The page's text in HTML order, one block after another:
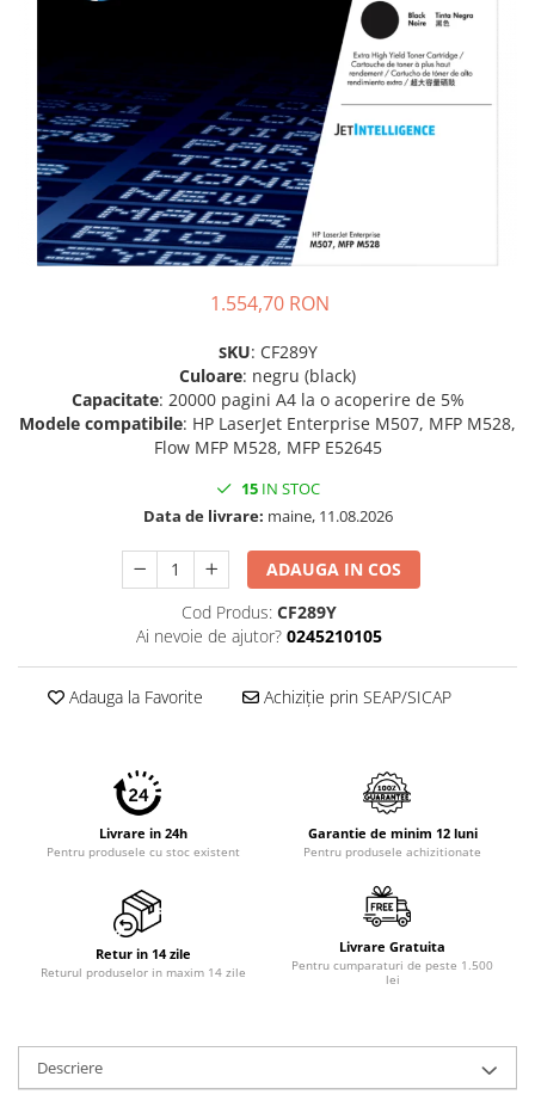
Cartuse inkjet si cerneala
Hartie
Ribbon
Developer
Consumabile imprimanta
Drum unit compatibile
Printare 3D
Laptopuri / notebookuri
Laptopuri gaming
Laptop-uri 2 in 1
Piese si accesorii
Accesorii Printing
All-in-One PC
1.554,70 RON
SKU: CF289Y
Culoare: negru (black)
Capacitate: 20000 pagini A4 la o acoperire de 5%
Modele compatibile: HP LaserJet Enterprise M507, MFP M528,
Flow MFP M528, MFP E52645
15IN STOC
Data de livrare: maine, 11.08.2026
ADAUGA IN COS
Cod Produs: CF289Y
Ai nevoie de ajutor? 0245210105
Adauga la Favorite Achiziție prin SEAP/SICAP
Livrare in 24h
Pentru produsele cu stoc existent
Garantie de minim 12 luni
Pentru produsele achizitionate
Retur in 14 zile
Returul produselor in maxim 14 zile
Livrare Gratuita
Pentru cumparaturi de peste 1.500
lei
Descriere